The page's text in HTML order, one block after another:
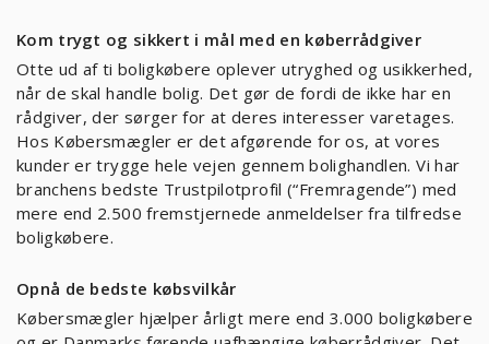
Kom trygt og sikkert i mål med en køberrådgiver
Otte ud af ti boligkøbere oplever utryghed og usikkerhed,
når de skal handle bolig. Det gør de fordi de ikke har en
rådgiver, der sørger for at deres interesser varetages.
Hos Købersmægler er det afgørende for os, at vores
kunder er trygge hele vejen gennem bolighandlen. Vi har
branchens bedste Trustpilotprofil (“Fremragende”) med
mere end 2.500 fremstjernede anmeldelser fra tilfredse
boligkøbere.
Opnå de bedste købsvilkår
Købersmægler hjælper årligt mere end 3.000 boligkøbere